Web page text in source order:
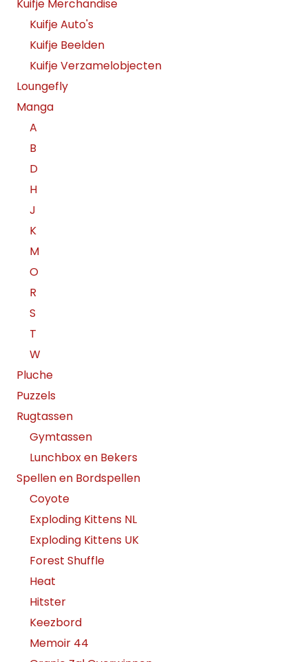
Kuifje Merchandise
Kuifje Auto's
Kuifje Beelden
Kuifje Verzamelobjecten
Loungefly
Manga
A
B
D
H
J
K
M
O
R
S
T
W
Pluche
Puzzels
Rugtassen
Gymtassen
Lunchbox en Bekers
Spellen en Bordspellen
Coyote
Exploding Kittens NL
Exploding Kittens UK
Forest Shuffle
Heat
Hitster
Keezbord
Memoir 44